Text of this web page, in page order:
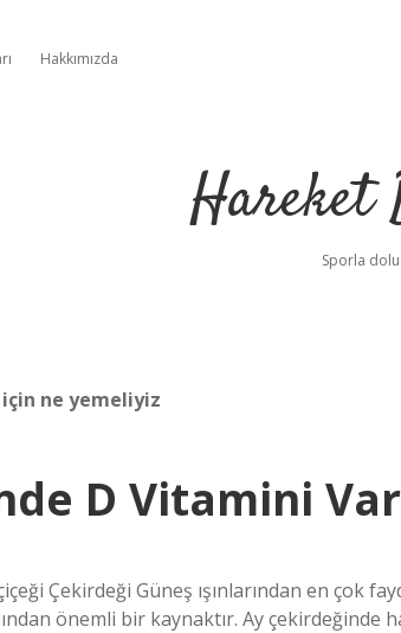
Hakkımızda
Hareket
Sporla
ne yemeliyiz
D Vitamini Var
Çekirdeği Güneş ışınlarından en çok
önemli bir kaynaktır. Ay çekirdeğinde